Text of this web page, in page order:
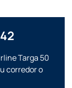
Targa 50
corredor o